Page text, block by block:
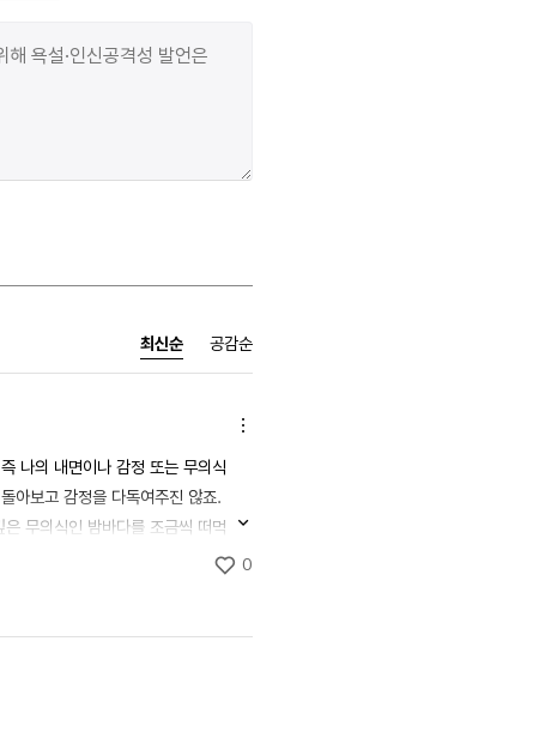
최신순 공감순
나의 내면이나 감정 또는 무의식
아보고 감정을 다독여주진 않죠.
무의식인 밤바다를 조금씩 떠먹
는 거래요. 조금씩 밖에 집어먹지
내용
공감해요
0